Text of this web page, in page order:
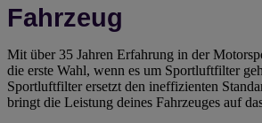
Fahrzeug
Mit über 35 Jahren Erfahrung in der
die erste Wahl, wenn es um Sportluftfilter
Sportluftfilter ersetzt den ineffizienten
bringt die Leistung deines Fahrzeuges auf